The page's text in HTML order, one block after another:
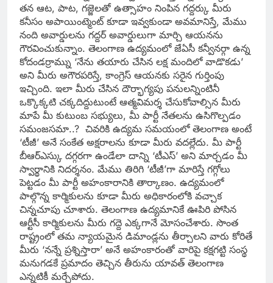
తన ఆట, పాట, గజ్జెలతో ఉత్సాహం నింపిన గద్దర్కు మీరు
కనీసం అపాయింట్మెంట్ కూడా ఇవ్వకుండా అవమానిస్తే, మేము
నంది అవార్డులను గద్దర్ అవార్డులుగా మార్చి ఆయనను
గౌరవించుకున్నాం. తెలంగాణ ఉద్యమంలో జేఏసీ కన్వీనర్గా ఉన్న
కోదండర్రామ్ను ‘నేను తయారు చేసిన లక్ష మందిలో వాడొకడు’
అని మీరు అగౌరపరిస్తే, కాంగ్రెస్ ఆయనకు సరైన గుర్తింపు
ఇచ్చింది. ఇలా మీరు చేసిన దౌర్భాగ్యపు పనులన్నింటినీ
ఒక్కొక్కటి చక్కదిద్దుటుంటే ఆత్మవిమర్శ చేసుకోవాల్సిన మీరు
మాపే మీ కుటుంబ సభ్యులు, మీ పార్టీ నేతలను ఉసిగొల్పడం
సమంజసమా..? చివరికి ఉద్యమ సమయంలో తెలంగాణ అంటే
‘టీజీ’ అనే సంకేత అక్షరాలను కూడా మీరు వదల్లేదు. మీ పార్టీ
బీఆర్ఎస్కు దగ్గరగా ఉండేలా దాన్ని ‘టీఎస్’ అని మార్చడం మీ
స్వార్థానికి నిదర్శనం. మేము తిరిగి ‘టీజీ’గా మారిస్తే గగ్గోలు
పెట్టడం మీ పార్టీ అహంకారానికి తార్కాణం. ఉద్యమంలో
పాల్గొన్న కార్మికులను కూడా మీరు అధికారంలోకి వచ్చాక
చిన్నచూపు చూశారు. తెలంగాణ ఉద్యమానికే ఊపిరి పోసిన
ఆర్టీసీ కార్మికులను మీరు గద్దె ఎక్కగానే మోసంచేశారు. సొంత
రాష్ట్రంలో తమ న్యాయమైన డిమాండ్లను తీర్చాలని వారు కోరితే
మీరు ‘నన్నే ప్రశ్నిస్తారా’ అనే అహంకారంతో వారిపై కక్షగట్టి సంస్థ
మనుగడకే ప్రమాదం తెచ్చిన తీరును యావత్ తెలంగాణ
ఎన్నటికీ మర్చేపోదు.